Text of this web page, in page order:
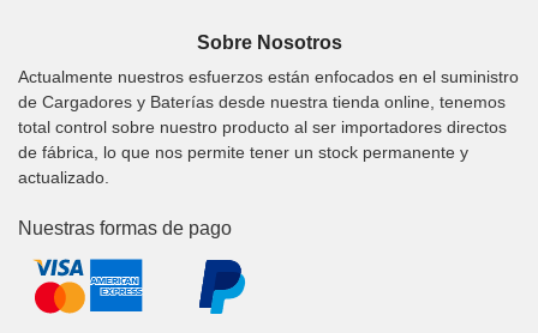
Sobre Nosotros
Actualmente nuestros esfuerzos están enfocados en el suministro
de Cargadores y Baterías desde nuestra tienda online, tenemos
total control sobre nuestro producto al ser importadores directos
de fábrica, lo que nos permite tener un stock permanente y
actualizado.
Nuestras formas de pago